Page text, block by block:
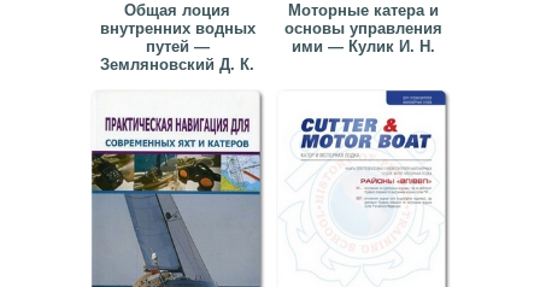
Общая лоция
внутренних водных
путей —
Земляновский Д. К.
Моторные катера и
основы управления
ими — Кулик И. Н.